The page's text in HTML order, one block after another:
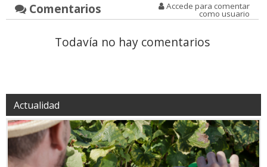
Comentarios Accede para comentar
como usuario
Todavía no hay comentarios
Actualidad